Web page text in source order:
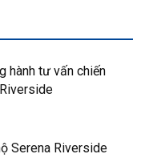
hành tư vấn chiến
Serena Riverside